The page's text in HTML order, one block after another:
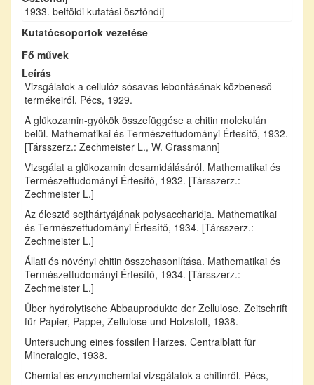
1933. belföldi kutatási ösztöndíj
Kutatócsoportok vezetése
Fő művek
Leírás
Vizsgálatok a cellulóz sósavas lebontásának közbeneső
termékeiről. Pécs, 1929.
A glükozamin-gyökök összefüggése a chitin molekulán
belül. Mathematikai és Természettudományi Értesítő, 1932.
[Társszerz.: Zechmeister L., W. Grassmann]
Vizsgálat a glükozamin desamidálásáról. Mathematikai és
Természettudományi Értesítő, 1932. [Társszerz.:
Zechmeister L.]
Az élesztő sejthártyájának polysaccharidja. Mathematikai
és Természettudományi Értesítő, 1934. [Társszerz.:
Zechmeister L.]
Állati és növényi chitin összehasonlítása. Mathematikai és
Természettudományi Értesítő, 1934. [Társszerz.:
Zechmeister L.]
Über hydrolytische Abbauprodukte der Zellulose. Zeitschrift
für Papier, Pappe, Zellulose und Holzstoff, 1938.
Untersuchung eines fossilen Harzes. Centralblatt für
Mineralogie, 1938.
Chemiai és enzymchemiai vizsgálatok a chitinről. Pécs,